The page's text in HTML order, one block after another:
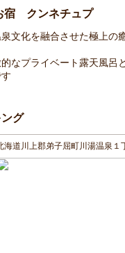
宿 クンネチュプ
文化を融合させた極上の
なプライベート露天風呂
グ
海道川上郡弟子屈町川湯温泉１